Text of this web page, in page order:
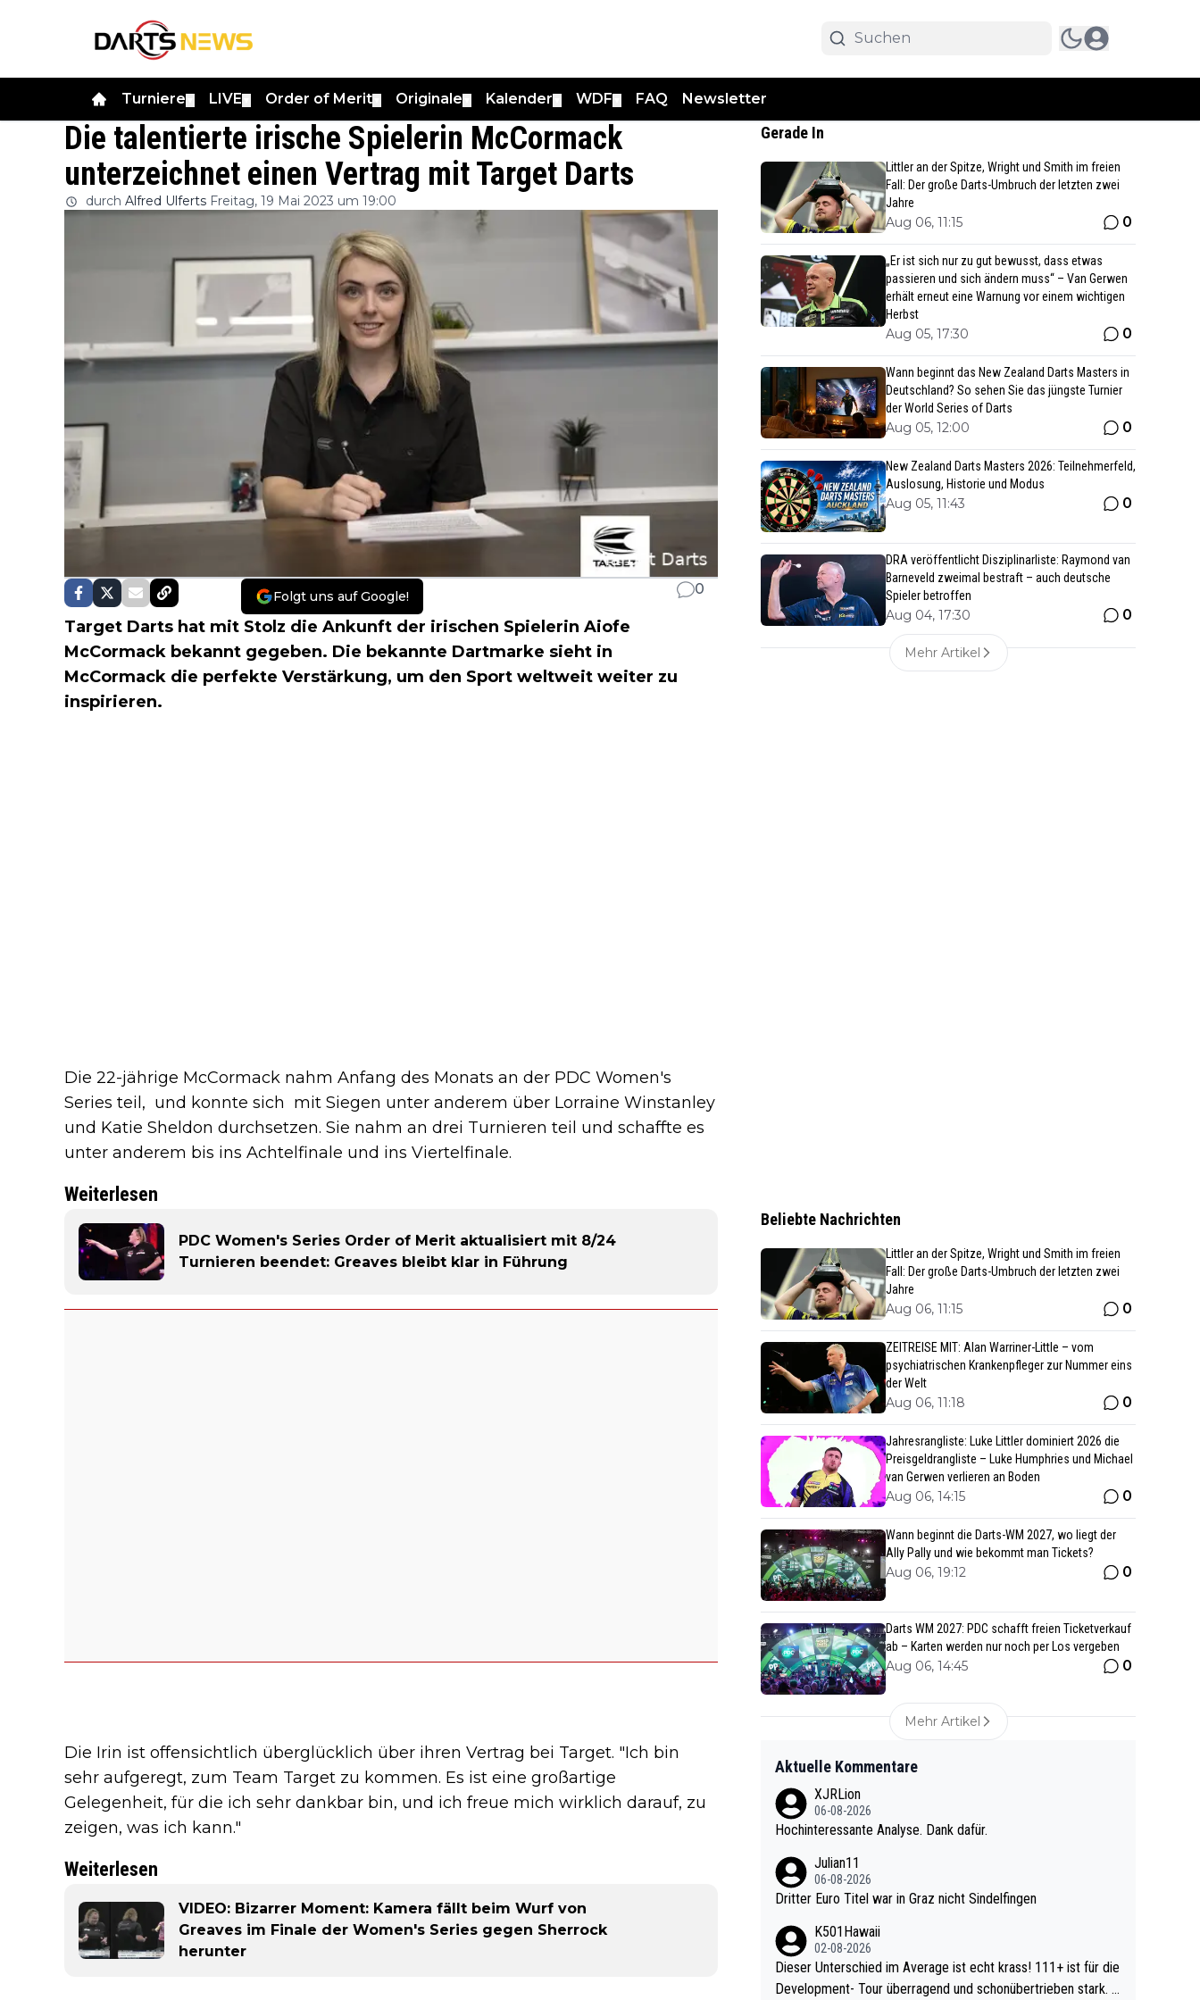
Turniere LIVE Order of Merit Originale Kalender WDF FAQ Newsletter
Die talentierte irische Spielerin McCormack
unterzeichnet einen Vertrag mit Target Darts
durch Alfred Ulferts Freitag, 19 Mai 2023 um 19:00
Folgt uns auf Google! 0
Target Darts hat mit Stolz die Ankunft der irischen Spielerin Aiofe
McCormack bekannt gegeben. Die bekannte Dartmarke sieht in
McCormack die perfekte Verstärkung, um den Sport weltweit weiter zu
inspirieren.
Die 22-jährige McCormack nahm Anfang des Monats an der PDC Women's
Series teil, und konnte sich mit Siegen unter anderem über Lorraine Winstanley
und Katie Sheldon durchsetzen. Sie nahm an drei Turnieren teil und schaffte es
unter anderem bis ins Achtelfinale und ins Viertelfinale.
Weiterlesen
PDC Women's Series Order of Merit aktualisiert mit 8/24
Turnieren beendet: Greaves bleibt klar in Führung
Die Irin ist offensichtlich überglücklich über ihren Vertrag bei Target. "Ich bin
sehr aufgeregt, zum Team Target zu kommen. Es ist eine großartige
Gelegenheit, für die ich sehr dankbar bin, und ich freue mich wirklich darauf, zu
zeigen, was ich kann."
Weiterlesen
VIDEO: Bizarrer Moment: Kamera fällt beim Wurf von
Greaves im Finale der Women's Series gegen Sherrock
herunter
Gerade In
Littler an der Spitze, Wright und Smith im freien
Fall: Der große Darts-Umbruch der letzten zwei
Jahre
Aug 06, 11:15 0
„Er ist sich nur zu gut bewusst, dass etwas
passieren und sich ändern muss“ – Van Gerwen
erhält erneut eine Warnung vor einem wichtigen
Herbst
Aug 05, 17:30 0
Wann beginnt das New Zealand Darts Masters in
Deutschland? So sehen Sie das jüngste Turnier
der World Series of Darts
Aug 05, 12:00 0
New Zealand Darts Masters 2026: Teilnehmerfeld,
Auslosung, Historie und Modus
Aug 05, 11:43 0
DRA veröffentlicht Disziplinarliste: Raymond van
Barneveld zweimal bestraft – auch deutsche
Spieler betroffen
Aug 04, 17:30 0
Mehr Artikel
Beliebte Nachrichten
Littler an der Spitze, Wright und Smith im freien
Fall: Der große Darts-Umbruch der letzten zwei
Jahre
Aug 06, 11:15 0
ZEITREISE MIT: Alan Warriner-Little – vom
psychiatrischen Krankenpfleger zur Nummer eins
der Welt
Aug 06, 11:18 0
Jahresrangliste: Luke Littler dominiert 2026 die
Preisgeldrangliste – Luke Humphries und Michael
van Gerwen verlieren an Boden
Aug 06, 14:15 0
Wann beginnt die Darts-WM 2027, wo liegt der
Ally Pally und wie bekommt man Tickets?
Aug 06, 19:12 0
Darts WM 2027: PDC schafft freien Ticketverkauf
ab – Karten werden nur noch per Los vergeben
Aug 06, 14:45 0
Mehr Artikel
Aktuelle Kommentare
XJRLion
06-08-2026
Hochinteressante Analyse. Dank dafür.
Julian11
06-08-2026
Dritter Euro Titel war in Graz nicht Sindelfingen
K501Hawaii
02-08-2026
Dieser Unterschied im Average ist echt krass! 111+ ist für die
Development- Tour überragend und schonübertrieben stark. U